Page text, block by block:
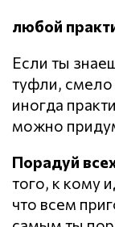
любой
Если ты
туфли, смело
иногда
можно
Порадуй
того, к кому
что всем